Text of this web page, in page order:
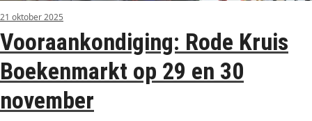
21 oktober 2025
Vooraankondiging: Rode Kruis
Boekenmarkt op 29 en 30
november